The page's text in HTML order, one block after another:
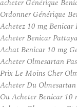
acheter Générique
Ordonner Générique
Achetez 10 mg
Acheter Benicar Pattaya
Achat Benicar 10 mg
Acheter Olmesartan
Prix Le Moins Cher
Acheter Du Olmesartan
Ou Acheter Benicar 10